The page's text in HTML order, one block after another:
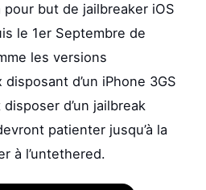
but de jailbreaker iOS
le 1er Septembre de
les versions
d’un iPhone 3GS
d’un jailbreak
patienter jusqu’à la
à l’untethered.